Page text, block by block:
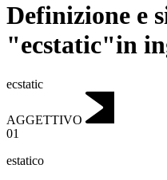
Definizione e
"ecstatic"in
ecstatic
AGGETTIVO
01
estatico